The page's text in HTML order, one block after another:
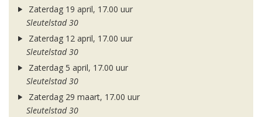
Zaterdag 19 april, 17.00 uur
Sleutelstad 30
Zaterdag 12 april, 17.00 uur
Sleutelstad 30
Zaterdag 5 april, 17.00 uur
Sleutelstad 30
Zaterdag 29 maart, 17.00 uur
Sleutelstad 30